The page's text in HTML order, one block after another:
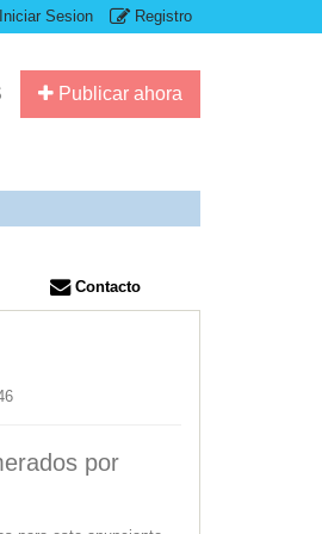
Iniciar Sesion Registro
Publicar ahora
Contacto
por